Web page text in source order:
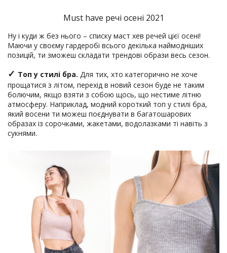
Must have речі осені 2021
Ну і куди ж без нього – списку маст хев речей цієї осені!
Маючи у своєму гардеробі всього декілька наймодніших
позицій, ти зможеш складати трендові образи весь сезон.
✓ Топ у стилі бра. Для тих, хто категорично не хоче
прощатися з літом, перехід в новий сезон буде не таким
болючим, якщо взяти з собою щось, що нестиме літню
атмосферу. Наприклад, модний короткий топ у стилі бра,
який восени ти можеш поєднувати в багатошарових
образах із сорочками, жакетами, водолазками ті навіть з
сукнями.